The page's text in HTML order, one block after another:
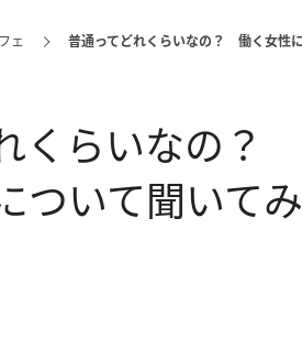
ェ 普通ってどれくらいなの？ 働く女性
くらいなの？
ついて聞いてみ